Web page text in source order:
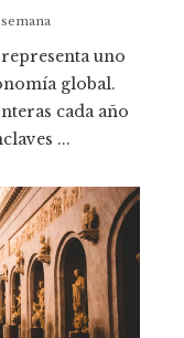
uno
global.
cada año
...